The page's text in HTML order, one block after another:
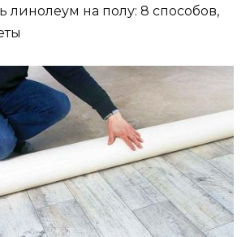
линолеум на полу: 8 способов,